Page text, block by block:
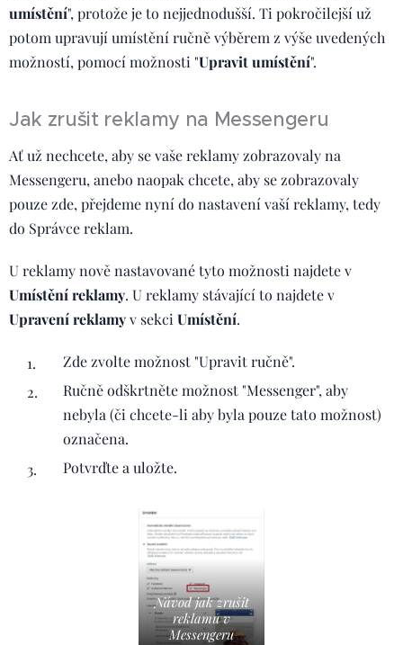
umístění", protože je to nejjednodušší. Ti pokročilejší už
potom upravují umístění ručně výběrem z výše uvedených
možností, pomocí možnosti "Upravit umístění".
Jak zrušit reklamy na Messengeru
Ať už nechcete, aby se vaše reklamy zobrazovaly na
Messengeru, anebo naopak chcete, aby se zobrazovaly
pouze zde, přejdeme nyní do nastavení vaší reklamy, tedy
do Správce reklam.
U reklamy nově nastavované tyto možnosti najdete v
Umístění reklamy. U reklamy stávající to najdete v
Upravení reklamyv sekci Umístění.
Zde zvolte možnost "Upravit ručně".
Ručně odškrtněte možnost "Messenger", aby
nebyla (či chcete-li aby byla pouze tato možnost)
označena.
Potvrďte a uložte.
Návod jak zrušit
reklamu v
Messengeru